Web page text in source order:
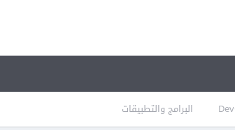
البرامج والتطبيقات